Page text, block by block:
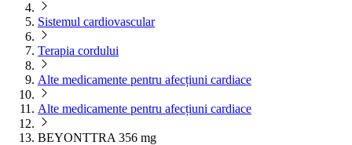
Sistemul cardiovascular
Terapia cordului
Alte medicamente pentru afecțiuni cardiace
Alte medicamente pentru afecțiuni cardiace
BEYONTTRA 356 mg